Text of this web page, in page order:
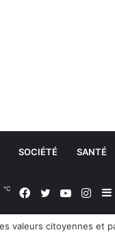
SOCIÉTÉ SANTÉ
YouTube
Twitter
Facebook
℃